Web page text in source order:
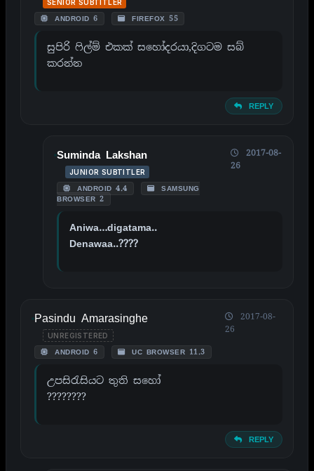
SENIOR SUBTITLER
ANDROID 6 FIREFOX 55
සුපිරි ෆිල්ම් එකක් සහෝදරයා,දිගටම සබ්
කරන්න
REPLY
Suminda Lakshan
JUNIOR SUBTITLER
ANDROID 4.4
SAMSUNG
BROWSER 2
2017-08-
26
Aniwa…digatama..
Denawaa..????
Pasindu Amarasinghe
UNREGISTERED
ANDROID 6 UC BROWSER 11.3
2017-08-
26
උපසිරැසියට තුති සහෝ
????????
REPLY